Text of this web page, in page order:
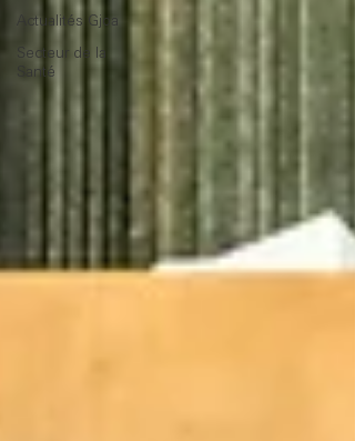
Actualités Gjoa
Secteur de la
Santé